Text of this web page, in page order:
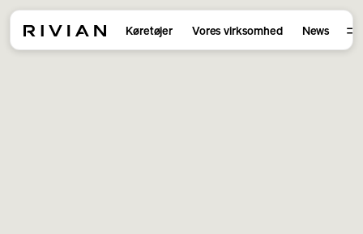
Køretøjer Vores virksomhed News